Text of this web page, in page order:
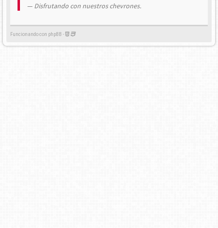
Disfrutando con nuestros chevrones.
Funcionando con phpBB -